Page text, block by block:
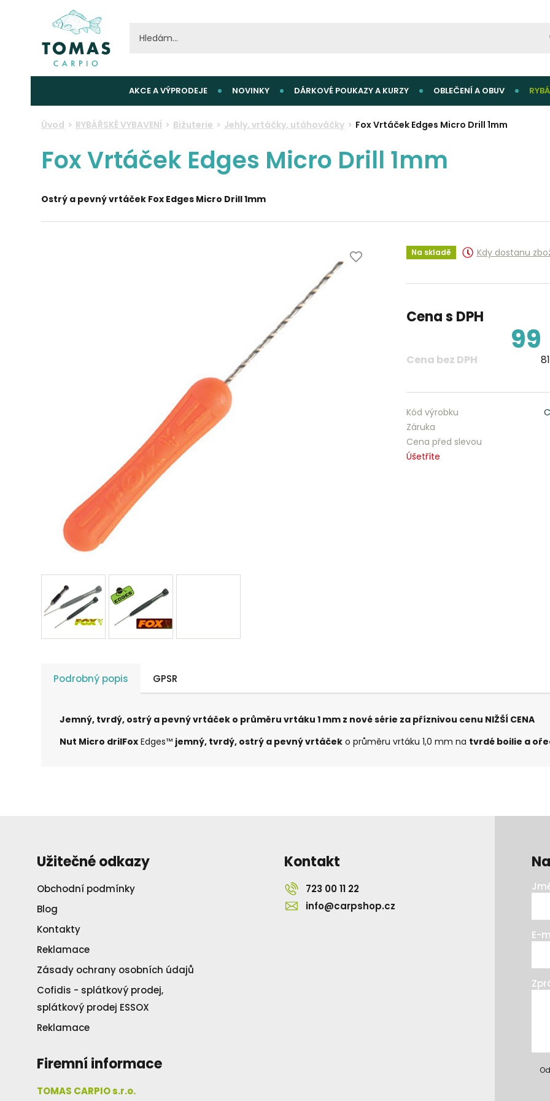
AKCE A VÝPRODEJE NOVINKY DÁRKOVÉ POUKAZY A KURZY OBLEČENÍ A OBUV
Úvod RYBÁŘSKÉ VYBAVENÍ Bižuterie Jehly, vrtáčky, utáhováčky Fox Vrtáček Edges Micro Drill 1mm
Fox Vrtáček Edges Micro Drill 1mm
Ostrý a pevný vrtáček Fox Edges Micro Drill 1mm
Na skladě Kdy dostanu
Cena s DPH
99
Cena bez DPH
Kód výrobku
Záruka
Cena před slevou
Úšetříte
Podrobný popis GPSR
Jemný, tvrdý, ostrý a pevný vrtáček o průměru vrtáku 1 mm z nové série za příznivou cenu NIŽŠÍ CENA
Nut Micro drilFox Edges™ jemný, tvrdý, ostrý a pevný vrtáček o průměru vrtáku 1,0 mm na tvrdé boilie a
Užitečné odkazy
Obchodní podmínky
Blog
Kontakty
Reklamace
Zásady ochrany osobních údajů
Cofidis - splátkový prodej,
splátkový prodej ESSOX
Reklamace
Firemní informace
TOMAS CARPIO s.r.o.
Kontakt
723 00 11 22
info@carpshop.cz
E-